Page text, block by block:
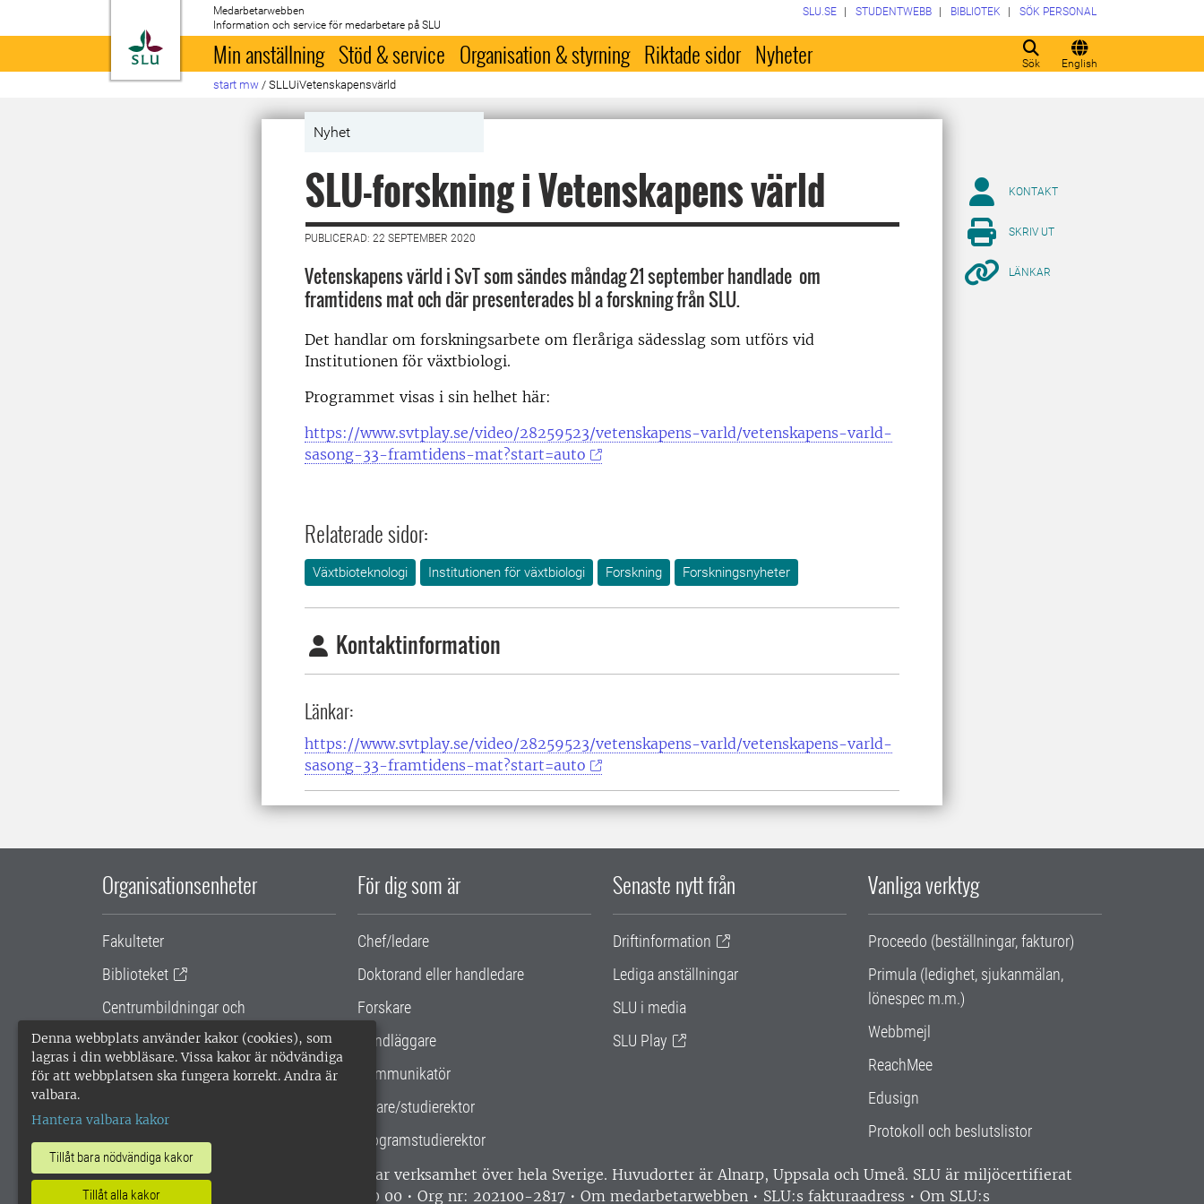
Denna webbplats använder kakor (cookies), som
lagras i din webbläsare. Vissa kakor är nödvändiga
för att webbplatsen ska fungera korrekt. Andra är
valbara.
Hantera valbara kakor
Tillåt bara nödvändiga kakor
Tillåt alla kakor
Till startsida
Medarbetarwebben
Information och service för medarbetare på SLU
Sök English
SLU.SE STUDENTWEBB BIBLIOTEK SÖK PERSONAL
Min anställning Stöd & service Organisation & styrning Riktade sidor Nyheter
start mw / SLLUiVetenskapensvärld
Nyhet
SLU-forskning i Vetenskapens värld
PUBLICERAD: 22 SEPTEMBER 2020
Vetenskapens värld i SvT som sändes måndag 21 september handlade om
framtidens mat och där presenterades bl a forskning från SLU.
Det handlar om forskningsarbete om fleråriga sädesslag som utförs vid
Institutionen för växtbiologi.
Programmet visas i sin helhet här:
https://www.svtplay.se/video/28259523/vetenskapens-varld/vetenskapens-varld-
sasong-33-framtidens-mat?start=auto
Relaterade sidor:
Växtbioteknologi Institutionen för växtbiologi Forskning Forskningsnyheter
Kontaktinformation
Länkar:
https://www.svtplay.se/video/28259523/vetenskapens-varld/vetenskapens-varld-
sasong-33-framtidens-mat?start=auto
KONTAKT
SKRIV UT
LÄNKAR
Organisationsenheter
Fakulteter
Biblioteket
Centrumbildningar och
samarbetsprojekt
Gemensamma verksamhetsstödet
För dig som är
Chef/ledare
Doktorand eller handledare
Forskare
Handläggare
Kommunikatör
Lärare/studierektor
Programstudierektor
Senaste nytt från
Driftinformation
Lediga anställningar
SLU i media
SLU Play
Vanliga verktyg
Proceedo (beställningar, fakturor)
Primula (ledighet, sjukanmälan,
lönespec m.m.)
Webbmejl
ReachMee
Edusign
Protokoll och beslutslistor
SLU, Sveriges lantbruksuniversitet, har verksamhet över hela Sverige. Huvudorter är Alnarp, Uppsala och Umeå. SLU är miljöcertifierat
enligt ISO 14001. •
Telefon: 018-67 10 00 • Org nr: 202100-2817 • Om medarbetarwebben • SLU:s fakturaadress • Om SLU:s